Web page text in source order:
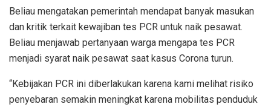
Beliau mengatakan pemerintah mendapat banyak masukan
dan kritik terkait kewajiban tes PCR untuk naik pesawat.
Beliau menjawab pertanyaan warga mengapa tes PCR
menjadi syarat naik pesawat saat kasus Corona turun.
“Kebijakan PCR ini diberlakukan karena kami melihat risiko
penyebaran semakin meningkat karena mobilitas penduduk